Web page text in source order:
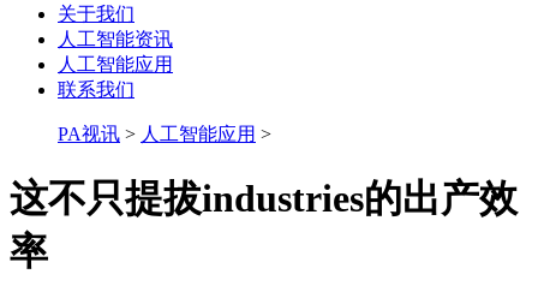
关于我们
人工智能资讯
人工智能应用
联系我们
PA视讯 > 人工智能应用 >
这不只提拔industries的出产效
率